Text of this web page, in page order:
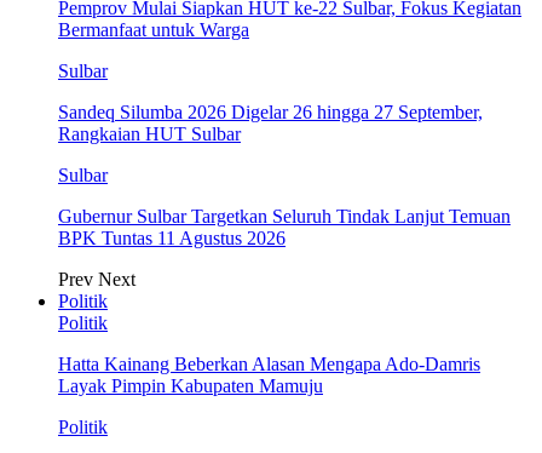
Pemprov Mulai Siapkan HUT ke-22 Sulbar, Fokus Kegiatan
Bermanfaat untuk Warga
Sulbar
Sandeq Silumba 2026 Digelar 26 hingga 27 September,
Rangkaian HUT Sulbar
Sulbar
Gubernur Sulbar Targetkan Seluruh Tindak Lanjut Temuan
BPK Tuntas 11 Agustus 2026
Prev Next
Politik
Politik
Hatta Kainang Beberkan Alasan Mengapa Ado-Damris
Layak Pimpin Kabupaten Mamuju
Politik